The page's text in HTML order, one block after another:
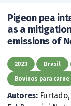
Pigeon pea
as a
emissions of
2023 Brasil
Bovinos para carne
Autores: Furtado,